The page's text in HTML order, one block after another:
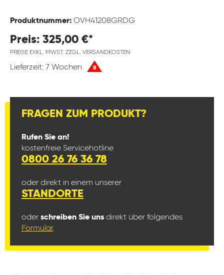
Produktnummer: OVH41208GRDG
Preis: 325,00 €*
PREISE EXKL. MWST. ZZGL. VERSANDKOSTEN
Lieferzeit: 7 Wochen B
FRAGEN ZUM PRODUKT?
Rufen Sie an!
kostenfreie Servicehotline
0800 26 76 36 78
oder direkt in einem unserer
STANDORTE
oder schreiben Sie uns direkt über folgendes
Formular.